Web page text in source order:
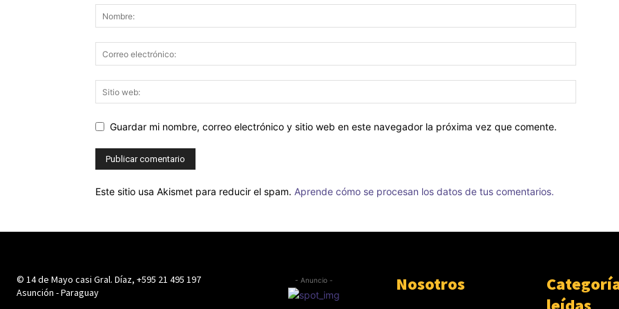
Guardar mi nombre, correo electrónico y sitio web en este navegador la próxima vez que comente.
Este sitio usa Akismet para reducir el spam. Aprende cómo se procesan los datos de tus comentarios.
© 14 de Mayo casi Gral. Díaz, +595 21 495 197
Asunción - Paraguay
- Anuncio - Nosotros